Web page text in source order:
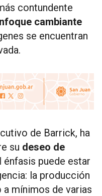
contundente
cambiante
se encuentran
de Barrick, ha
su deseo de
énfasis puede estar
la producción
mínimos de varias